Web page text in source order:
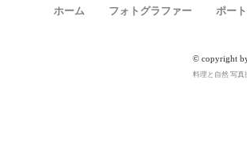
ホーム フォトグラファー ポー
© copyright
料理と自然 写真